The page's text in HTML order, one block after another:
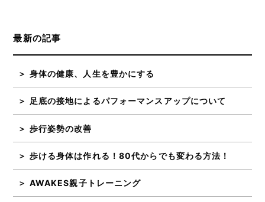
最新の記事
身体の健康、人生を豊かにする
足底の接地によるパフォーマンスアップについて
歩行姿勢の改善
歩ける身体は作れる！80代からでも変わる方法！
AWAKES親子トレーニング